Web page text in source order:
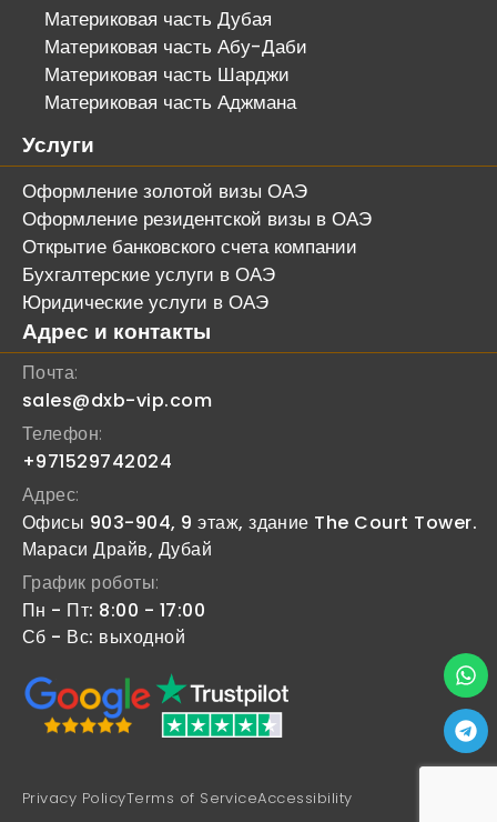
Материковая часть Дубая
Материковая часть Абу-Даби
Материковая часть Шарджи
Материковая часть Аджмана
Услуги
Оформление золотой визы ОАЭ
Оформление резидентской визы в ОАЭ
Открытие банковского счета компании
Бухгалтерские услуги в ОАЭ
Юридические услуги в ОАЭ
Адрес и контакты
Почта:
sales@dxb-vip.com
Телефон:
+971529742024
Адрес:
Офисы 903-904, 9 этаж, здание The Court Tower.
Мараси Драйв, Дубай
График роботы:
Пн - Пт: 8:00 - 17:00
Сб - Вс: выходной
Privacy PolicyTerms of ServiceAccessibility